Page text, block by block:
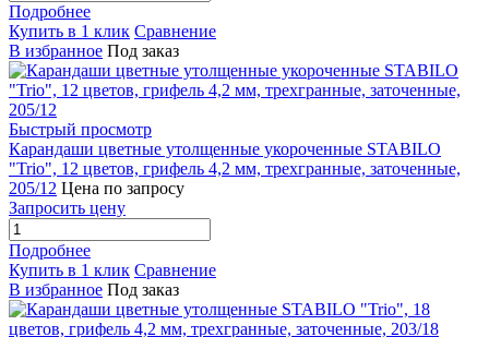
Подробнее
Купить в 1 клик Сравнение
В избранное Под заказ
Быстрый просмотр
Карандаши цветные утолщенные укороченные STABILO
"Trio", 12 цветов, грифель 4,2 мм, трехгранные, заточенные,
205/12 Цена по запросу
Запросить цену
Подробнее
Купить в 1 клик Сравнение
В избранное Под заказ